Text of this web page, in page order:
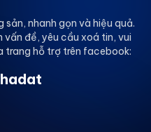
nhanh gọn và hiệu quả.
vấn đề, yêu cầu xoá tin, vui
trang hỗ trợ trên facebook: